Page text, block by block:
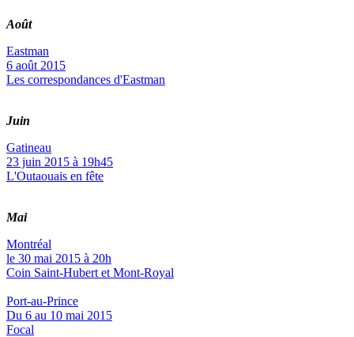
Août
Eastman
6 août 2015
Les correspondances d'Eastman
Juin
Gatineau
23 juin 2015 à 19h45
L'Outaouais en fête
Mai
Montréal
le 30 mai 2015 à 20h
Coin Saint-Hubert et Mont-Royal
Port-au-Prince
Du 6 au 10 mai 2015
Focal